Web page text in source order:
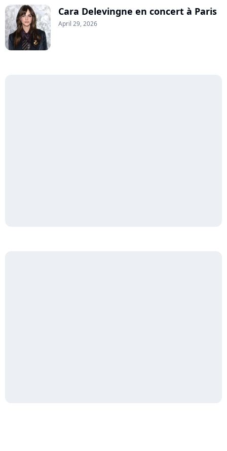
Cara Delevingne en concert à Paris
April 29, 2026